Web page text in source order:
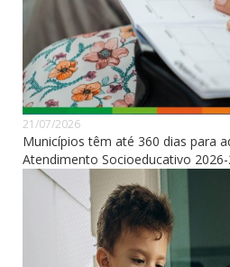
21/07/2026
Municípios têm até 360 dias para
Atendimento Socioeducativo